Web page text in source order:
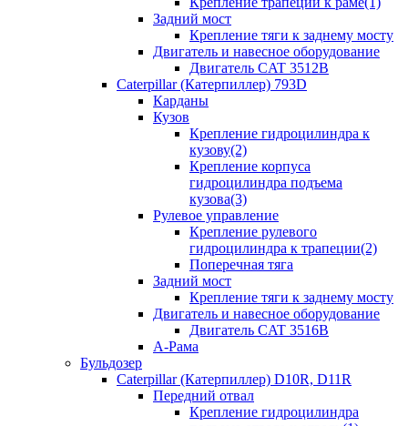
Задний мост
Крепление тяги к заднему мосту
Двигатель и навесное оборудование
Двигатель CAT 3512B
Caterpillar (Катерпиллер) 793D
Карданы
Кузов
Крепление гидроцилиндра к
кузову(2)
Крепление корпуса
гидроцилиндра подъема
кузова(3)
Рулевое управление
Крепление рулевого
гидроцилиндра к трапеции(2)
Поперечная тяга
Задний мост
Крепление тяги к заднему мосту
Двигатель и навесное оборудование
Двигатель CAT 3516B
А-Рама
Бульдозер
Caterpillar (Катерпиллер) D10R, D11R
Передний отвал
Крепление гидроцилиндра